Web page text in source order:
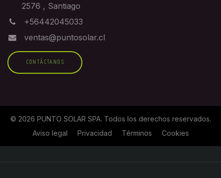
2576 , Santiago
+56442045033
ventas@puntosolar.cl
CONTÁCTANOS
© 2026 PUNTO SOLAR SPA. Todos los derechos reservados.
Aviso legal
Privacidad Términos Cookies